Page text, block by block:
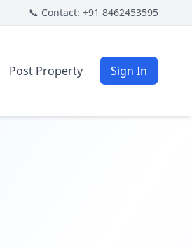
📞 Contact: +91 8462453595
Post Property Sign In